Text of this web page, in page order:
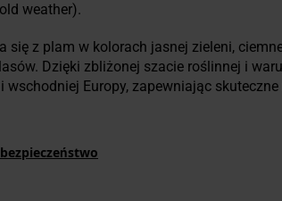
weather).
się z plam w kolorach jasnej zieleni,
Dzięki zbliżonej szacie roślinnej i
wschodniej Europy, zapewniając